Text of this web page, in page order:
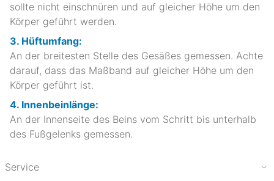
sollte nicht einschnüren und auf gleicher Höhe um den
Körper geführt werden.
3. Hüftumfang:
An der breitesten Stelle des Gesäßes gemessen. Achte
darauf, dass das Maßband auf gleicher Höhe um den
Körper geführt ist.
4. Innenbeinlänge:
An der Innenseite des Beins vom Schritt bis unterhalb
des Fußgelenks gemessen.
Service